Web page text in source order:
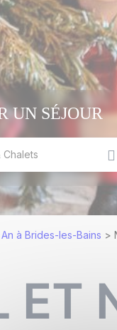
UN SÉJOUR
Chalets
à Brides-les-Bains >
ET